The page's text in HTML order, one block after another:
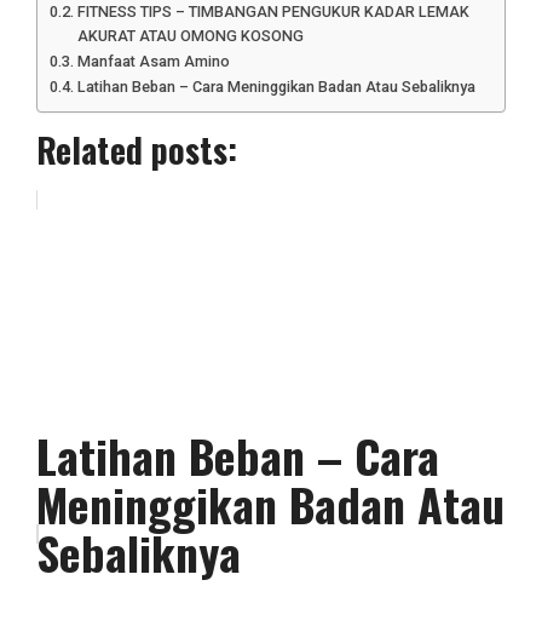
FITNESS TIPS – TIMBANGAN PENGUKUR KADAR LEMAK
AKURAT ATAU OMONG KOSONG
Manfaat Asam Amino
Latihan Beban – Cara Meninggikan Badan Atau Sebaliknya
Related posts:
Latihan Beban – Cara
Meninggikan Badan Atau
Sebaliknya